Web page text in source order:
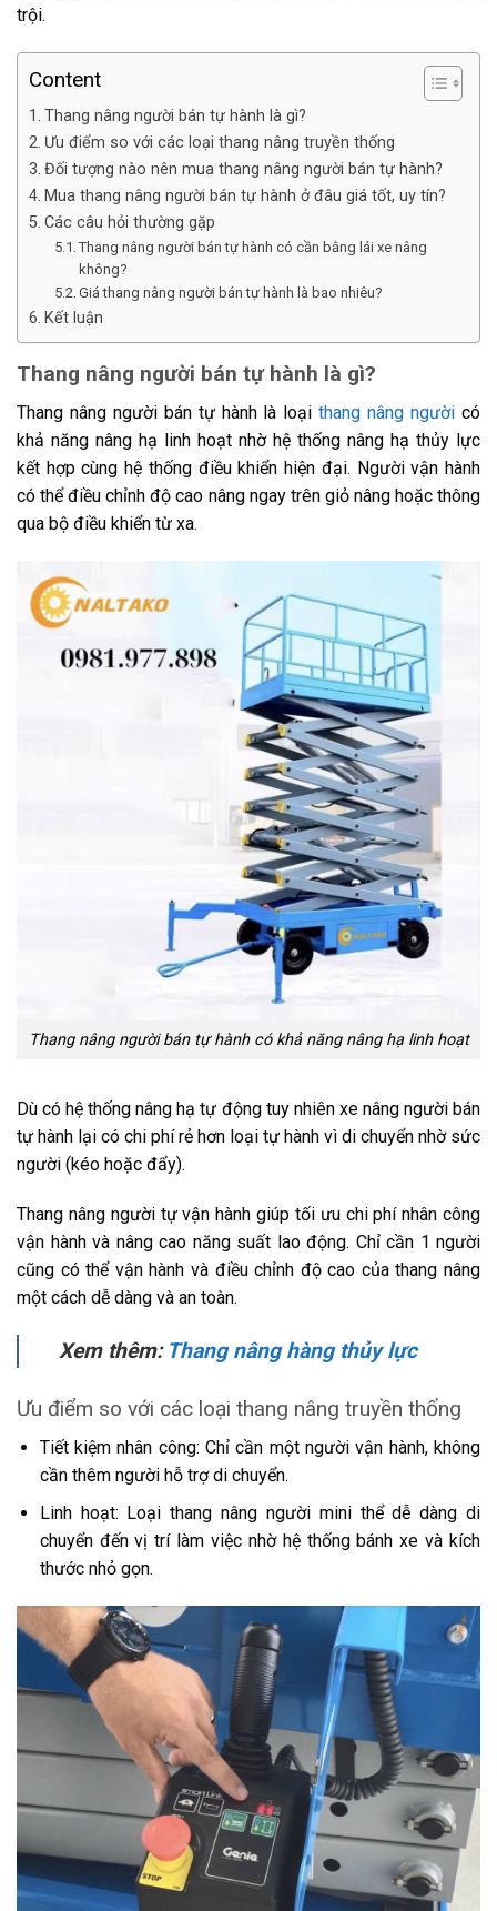
trội.
Content
Thang nâng người bán tự hành là gì?
Ưu điểm so với các loại thang nâng truyền thống
Đối tượng nào nên mua thang nâng người bán tự hành?
Mua thang nâng người bán tự hành ở đâu giá tốt, uy tín?
Các câu hỏi thường gặp
Thang nâng người bán tự hành có cần bằng lái xe nâng
không?
Giá thang nâng người bán tự hành là bao nhiêu?
Kết luận
Thang nâng người bán tự hành là gì?
Thang nâng người bán tự hành là loạithang nâng người có
khả năng nâng hạ linh hoạt nhờ hệ thống nâng hạ thủy lực
kết hợp cùng hệ thống điều khiển hiện đại. Người vận hành
có thể điều chỉnh độ cao nâng ngay trên giỏ nâng hoặc thông
qua bộ điều khiển từ xa.
Thang nâng người bán tự hành có khả năng nâng hạ linh hoạt
Dù có hệ thống nâng hạ tự động tuy nhiên xe nâng người bán
tự hành lại có chi phí rẻ hơn loại tự hành vì di chuyển nhờ sức
người (kéo hoặc đẩy).
Thang nâng người tự vận hành giúp tối ưu chi phí nhân công
vận hành và nâng cao năng suất lao động. Chỉ cần 1 người
cũng có thể vận hành và điều chỉnh độ cao của thang nâng
một cách dễ dàng và an toàn.
Xem thêm: Thang nâng hàng thủy lực
Ưu điểm so với các loại thang nâng truyền thống
Tiết kiệm nhân công: Chỉ cần một người vận hành, không
cần thêm người hỗ trợ di chuyển.
Linh hoạt: Loại thang nâng người mini thể dễ dàng di
chuyển đến vị trí làm việc nhờ hệ thống bánh xe và kích
thước nhỏ gọn.